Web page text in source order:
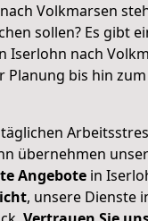
Volkmarsen
sollen? Es gibt
Iserlohn nach
Planung bis hin
übernehmen
Angebote in
, unsere Dienste